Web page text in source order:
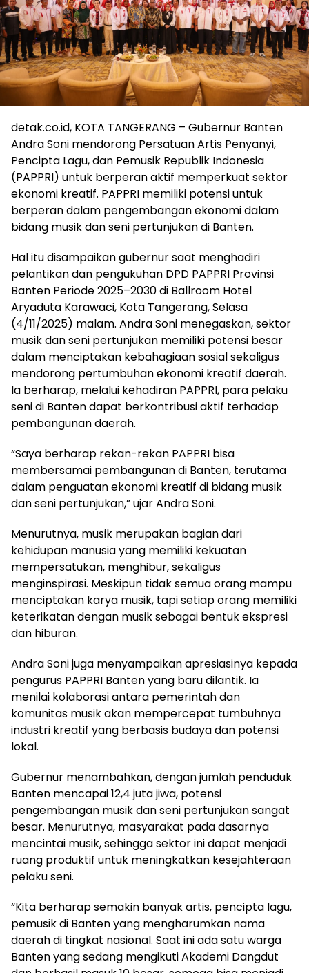
detak.co.id, KOTA TANGERANG – Gubernur Banten
Andra Soni mendorong Persatuan Artis Penyanyi,
Pencipta Lagu, dan Pemusik Republik Indonesia
(PAPPRI) untuk berperan aktif memperkuat sektor
ekonomi kreatif. PAPPRI memiliki potensi untuk
berperan dalam pengembangan ekonomi dalam
bidang musik dan seni pertunjukan di Banten.
Hal itu disampaikan gubernur saat menghadiri
pelantikan dan pengukuhan DPD PAPPRI Provinsi
Banten Periode 2025–2030 di Ballroom Hotel
Aryaduta Karawaci, Kota Tangerang, Selasa
(4/11/2025) malam. Andra Soni menegaskan, sektor
musik dan seni pertunjukan memiliki potensi besar
dalam menciptakan kebahagiaan sosial sekaligus
mendorong pertumbuhan ekonomi kreatif daerah.
Ia berharap, melalui kehadiran PAPPRI, para pelaku
seni di Banten dapat berkontribusi aktif terhadap
pembangunan daerah.
“Saya berharap rekan-rekan PAPPRI bisa
membersamai pembangunan di Banten, terutama
dalam penguatan ekonomi kreatif di bidang musik
dan seni pertunjukan,” ujar Andra Soni.
Menurutnya, musik merupakan bagian dari
kehidupan manusia yang memiliki kekuatan
mempersatukan, menghibur, sekaligus
menginspirasi. Meskipun tidak semua orang mampu
menciptakan karya musik, tapi setiap orang memiliki
keterikatan dengan musik sebagai bentuk ekspresi
dan hiburan.
Andra Soni juga menyampaikan apresiasinya kepada
pengurus PAPPRI Banten yang baru dilantik. Ia
menilai kolaborasi antara pemerintah dan
komunitas musik akan mempercepat tumbuhnya
industri kreatif yang berbasis budaya dan potensi
lokal.
Gubernur menambahkan, dengan jumlah penduduk
Banten mencapai 12,4 juta jiwa, potensi
pengembangan musik dan seni pertunjukan sangat
besar. Menurutnya, masyarakat pada dasarnya
mencintai musik, sehingga sektor ini dapat menjadi
ruang produktif untuk meningkatkan kesejahteraan
pelaku seni.
“Kita berharap semakin banyak artis, pencipta lagu,
pemusik di Banten yang mengharumkan nama
daerah di tingkat nasional. Saat ini ada satu warga
Banten yang sedang mengikuti Akademi Dangdut